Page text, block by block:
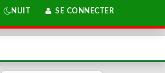
NUIT SE CONNECTER